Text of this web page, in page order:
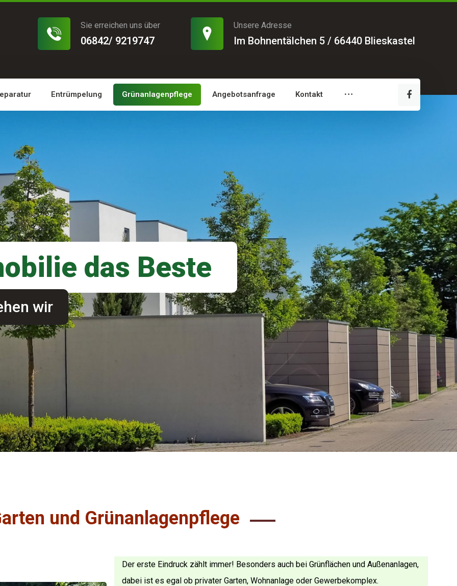
Unsere Adresse
Im Bohnentälchen 5 / 66440 Blieskastel
Sie erreichen uns über
06842/ 9219747
Entrümpelung Grünanlagenpflege Angebotsanfrage Kontakt
das Beste
wir
und Grünanlagenpflege
Der erste Eindruck zählt immer! Besonders auch bei Grünflächen und Außenanlagen,
dabei ist es egal ob privater Garten, Wohnanlage oder Gewerbekomplex.